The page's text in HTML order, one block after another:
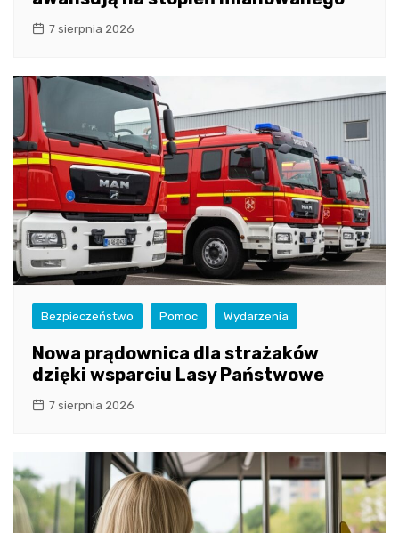
7 sierpnia 2026
Bezpieczeństwo Pomoc Wydarzenia
Nowa prądownica dla strażaków
dzięki wsparciu Lasy Państwowe
7 sierpnia 2026